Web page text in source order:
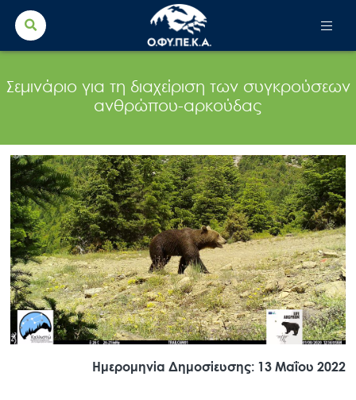
Search
for:
Σεμινάριο για τη διαχείριση των συγκρούσεων
ανθρώπου-αρκούδας
Ημερομηνία Δημοσίευσης: 13 Μαΐου 2022